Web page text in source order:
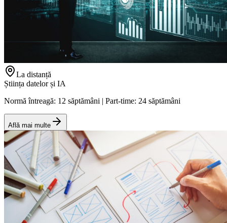
La distanță
Știința datelor și IA
Normă întreagă: 12 săptămâni | Part-time: 24 săptămâni
Află mai multe